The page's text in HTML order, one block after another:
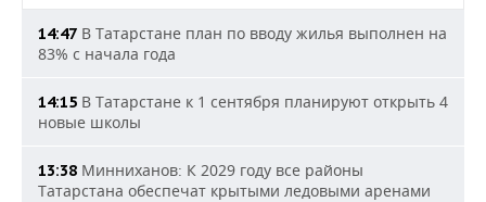
14:47 В Татарстане план по вводу жилья выполнен на
83% с начала года
14:15 В Татарстане к 1 сентября планируют открыть 4
новые школы
13:38 Минниханов: К 2029 году все районы
Татарстана обеспечат крытыми ледовыми аренами